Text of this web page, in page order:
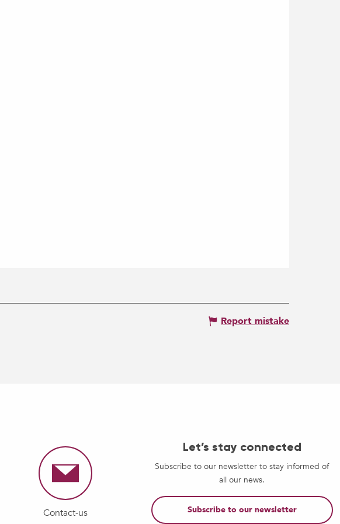
Report mistake
Contact-us
Let’s stay connected
Subscribe to our newsletter to stay informed of
all our news.
Subscribe to our newsletter